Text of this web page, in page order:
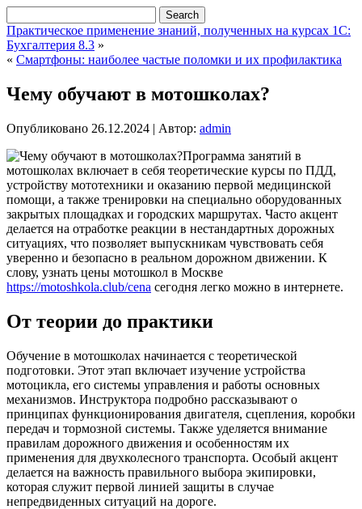
Практическое применение знаний, полученных на курсах 1С:
Бухгалтерия 8.3 »
« Смартфоны: наиболее частые поломки и их профилактика
Чему обучают в мотошколах?
Опубликовано 26.12.2024 | Автор: admin
Программа занятий в
мотошколах включает в себя теоретические курсы по ПДД,
устройству мототехники и оказанию первой медицинской
помощи, а также тренировки на специально оборудованных
закрытых площадках и городских маршрутах. Часто акцент
делается на отработке реакции в нестандартных дорожных
ситуациях, что позволяет выпускникам чувствовать себя
уверенно и безопасно в реальном дорожном движении. К
слову, узнать цены мотошкол в Москве
https://motoshkola.club/cena сегодня легко можно в интернете.
От теории до практики
Обучение в мотошколах начинается с теоретической
подготовки. Этот этап включает изучение устройства
мотоцикла, его системы управления и работы основных
механизмов. Инструктора подробно рассказывают о
принципах функционирования двигателя, сцепления, коробки
передач и тормозной системы. Также уделяется внимание
правилам дорожного движения и особенностям их
применения для двухколесного транспорта. Особый акцент
делается на важность правильного выбора экипировки,
которая служит первой линией защиты в случае
непредвиденных ситуаций на дороге.